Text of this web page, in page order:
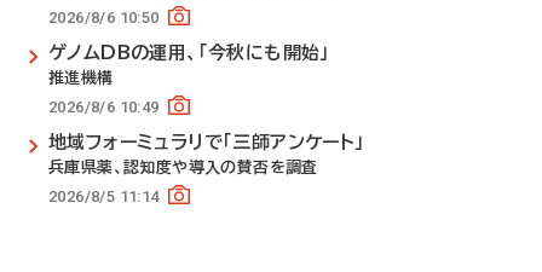
2026/8/6 10:50
ゲノムDBの運用、「今秋にも開始」
推進機構
2026/8/6 10:49
地域フォーミュラリで「三師アンケート」
兵庫県薬、認知度や導入の賛否を調査
2026/8/5 11:14